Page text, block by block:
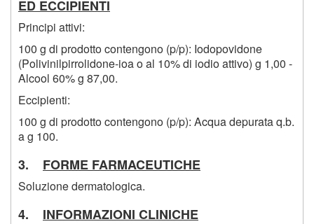
ED ECCIPIENTI
Principi attivi:
100 g di prodotto contengono (p/p): Iodopovidone
(Polivinilpirrolidone-ioa o al 10% di iodio attivo) g 1,00 -
Alcool 60% g 87,00.
Eccipienti:
100 g di prodotto contengono (p/p): Acqua depurata q.b.
a g 100.
3. FORME FARMACEUTICHE
Soluzione dermatologica.
4. INFORMAZIONI CLINICHE